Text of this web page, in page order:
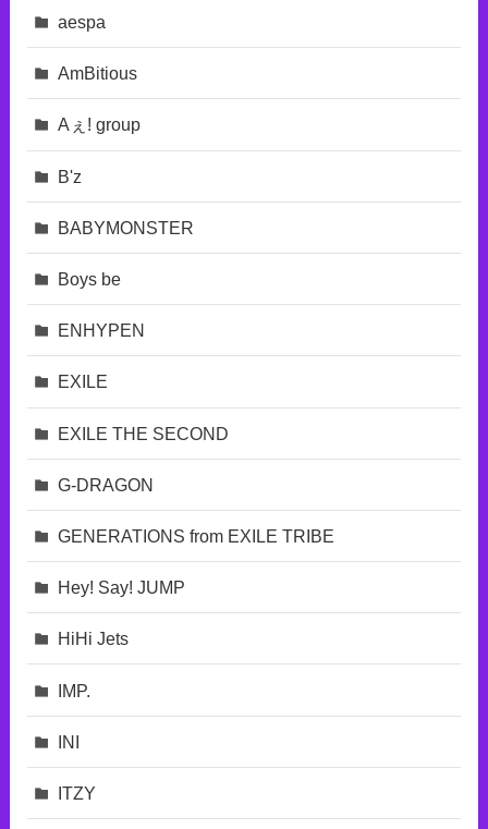
aespa
AmBitious
Aぇ! group
B'z
BABYMONSTER
Boys be
ENHYPEN
EXILE
EXILE THE SECOND
G-DRAGON
GENERATIONS from EXILE TRIBE
Hey! Say! JUMP
HiHi Jets
IMP.
INI
ITZY